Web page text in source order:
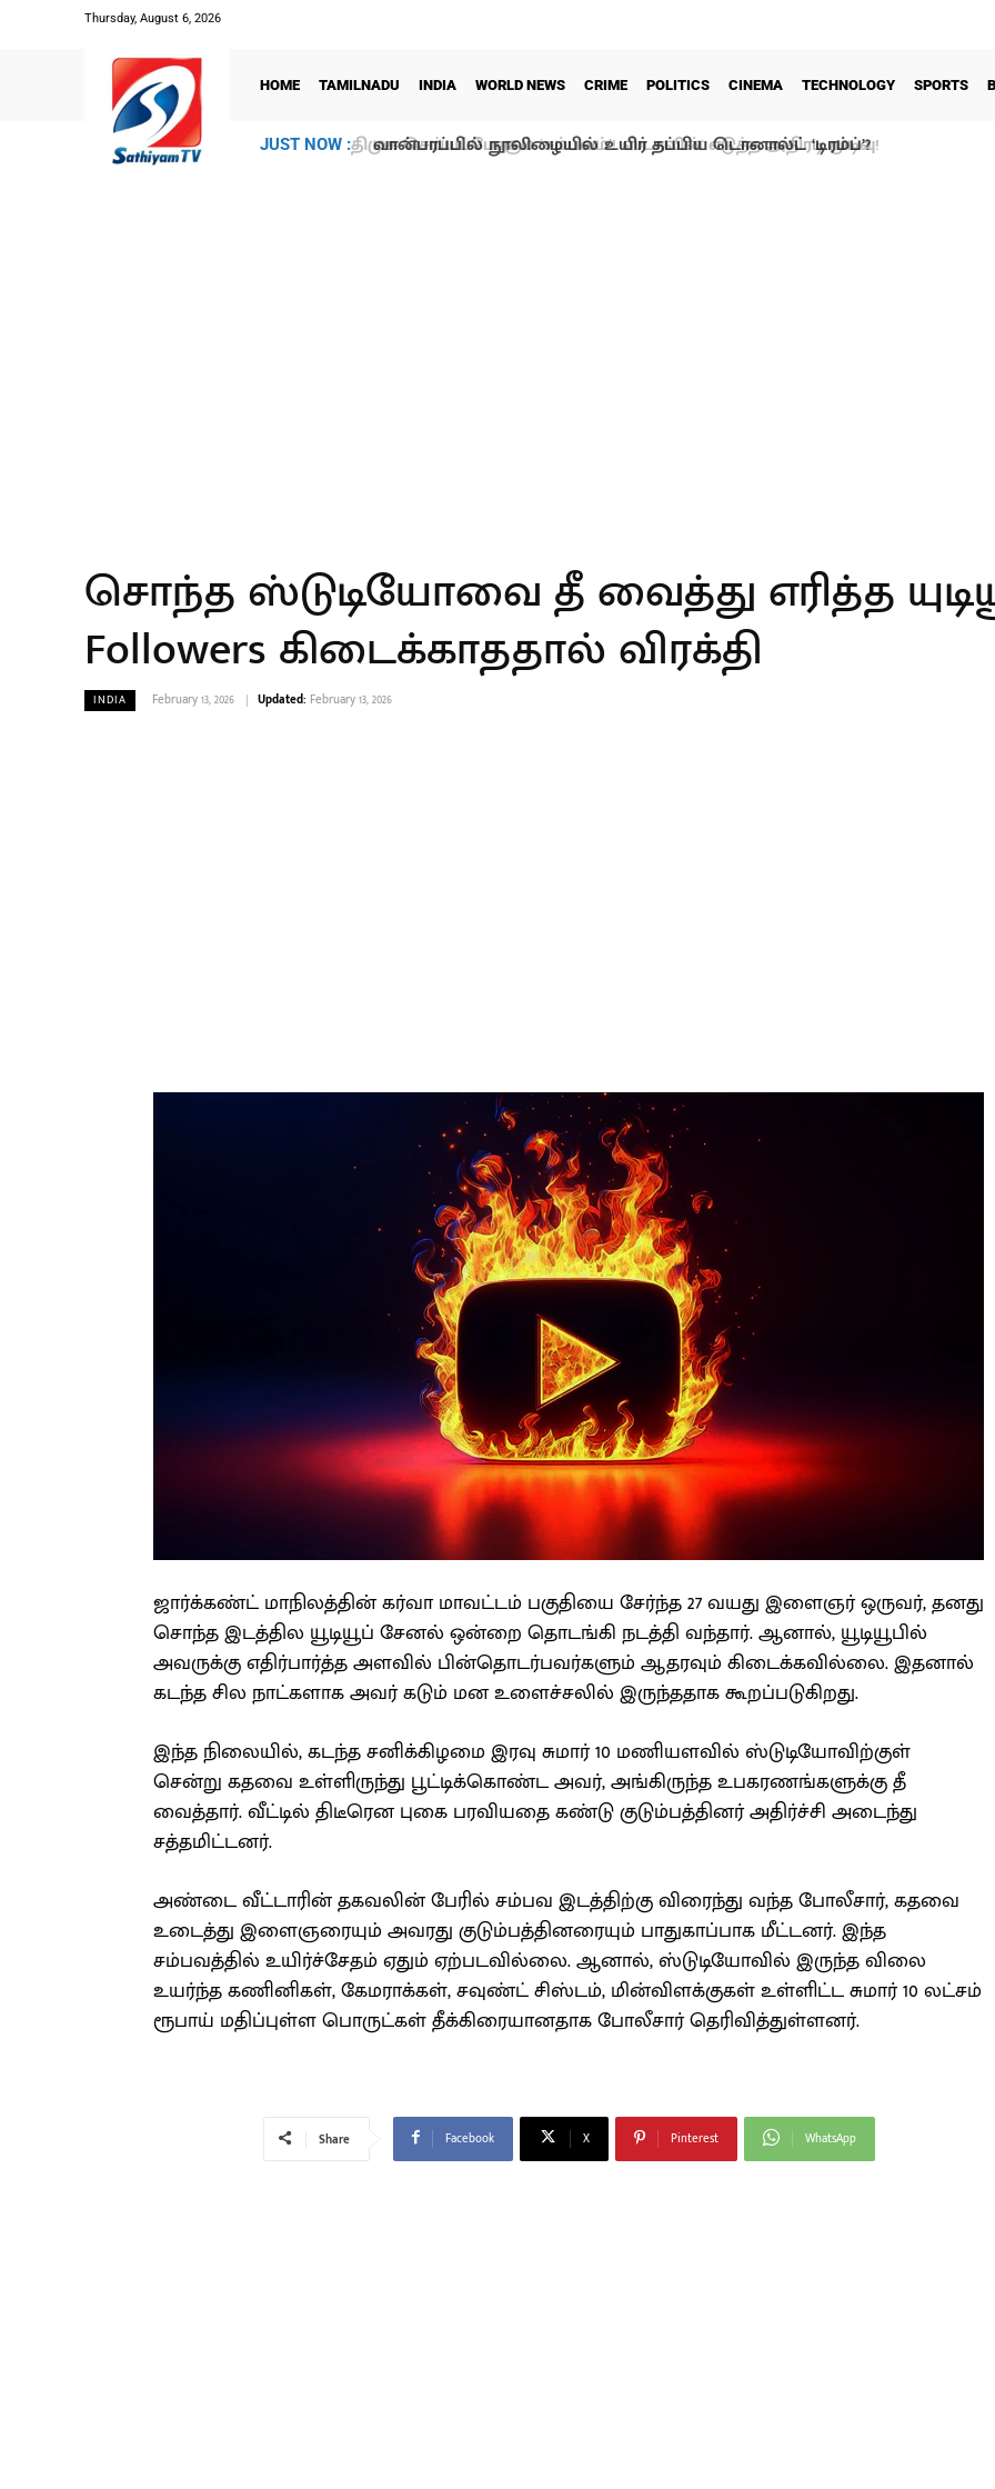
Thursday, August 6, 2026
HOME TAMILNADU INDIA WORLD NEWS CRIME POLITICS CINEMA TECHNOLOGY SPORTS
JUST NOW : வான்பரப்பில் நூலிழையில் உயிர் தப்பிய டொனால்ட் ‘டிரம்ப்’?
சொந்த ஸ்டுடியோவை தீ வைத்து எரித்த
Followers கிடைக்காததால் விரக்தி
INDIA February 13, 2026 Updated: February 13, 2026
ஜார்க்கண்ட் மாநிலத்தின் கர்வா மாவட்டம் பகுதியை சேர்ந்த 27 வயது இளைஞர் ஒருவர், தனது
சொந்த இடத்தில யூடியூப் சேனல் ஒன்றை தொடங்கி நடத்தி வந்தார். ஆனால், யூடியூபில்
அவருக்கு எதிர்பார்த்த அளவில் பின்தொடர்பவர்களும் ஆதரவும் கிடைக்கவில்லை. இதனால்
கடந்த சில நாட்களாக அவர் கடும் மன உளைச்சலில் இருந்ததாக கூறப்படுகிறது.
இந்த நிலையில், கடந்த சனிக்கிழமை இரவு சுமார் 10 மணியளவில் ஸ்டுடியோவிற்குள்
சென்று கதவை உள்ளிருந்து பூட்டிக்கொண்ட அவர், அங்கிருந்த உபகரணங்களுக்கு தீ
வைத்தார். வீட்டில் திடீரென புகை பரவியதை கண்டு குடும்பத்தினர் அதிர்ச்சி அடைந்து
சத்தமிட்டனர்.
அண்டை வீட்டாரின் தகவலின் பேரில் சம்பவ இடத்திற்கு விரைந்து வந்த போலீசார், கதவை
உடைத்து இளைஞரையும் அவரது குடும்பத்தினரையும் பாதுகாப்பாக மீட்டனர். இந்த
சம்பவத்தில் உயிர்ச்சேதம் ஏதும் ஏற்படவில்லை. ஆனால், ஸ்டுடியோவில் இருந்த விலை
உயர்ந்த கணினிகள், கேமராக்கள், சவுண்ட் சிஸ்டம், மின்விளக்குகள் உள்ளிட்ட சுமார் 10 லட்சம்
ரூபாய் மதிப்புள்ள பொருட்கள் தீக்கிரையானதாக போலீசார் தெரிவித்துள்ளனர்.
Share Facebook X Pinterest WhatsApp